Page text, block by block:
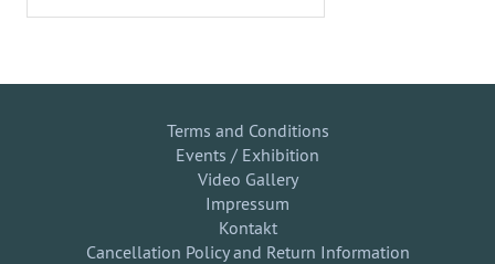
Terms and Conditions
Events / Exhibition
Video Gallery
Impressum
Kontakt
Cancellation Policy and Return Information